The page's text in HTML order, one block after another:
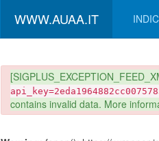
WWW.AUAA.IT
danger
contains invalid data. More